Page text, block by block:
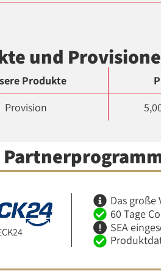
und
Produkte
Provision
Das
60 Tage
SEA